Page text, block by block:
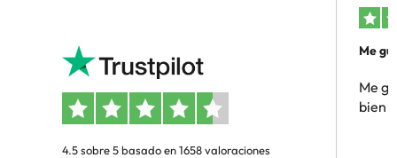
4.5 sobre 5 basado en 1658 valoraciones
Me
Me
bien